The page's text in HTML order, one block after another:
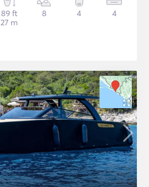
89 ft
27 m
8 4 4